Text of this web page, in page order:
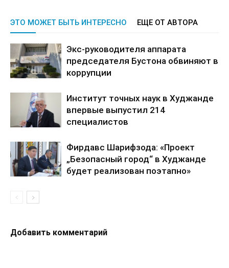
ЭТО МОЖЕТ БЫТЬ ИНТЕРЕСНО ЕЩЕ ОТ АВТОРА
Экс-руководителя аппарата
председателя Бустона обвиняют в
коррупции
Институт точных наук в Худжанде
впервые выпустил 214
специалистов
Фирдавс Шарифзода: «Проект
„Безопасный город“ в Худжанде
будет реализован поэтапно»
Добавить комментарий